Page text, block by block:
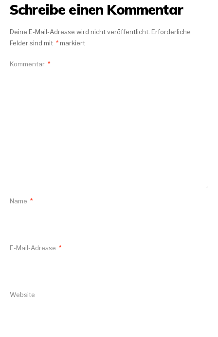
Schreibe einen Kommentar
Deine E-Mail-Adresse wird nicht veröffentlicht. Erforderliche
Felder sind mit *markiert
Kommentar *
Name *
E-Mail-Adresse *
Website